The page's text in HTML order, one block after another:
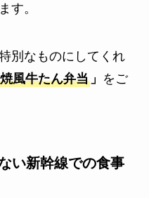
す。
別なものにしてくれ
風牛たん弁当」 をご
い新幹線での食事